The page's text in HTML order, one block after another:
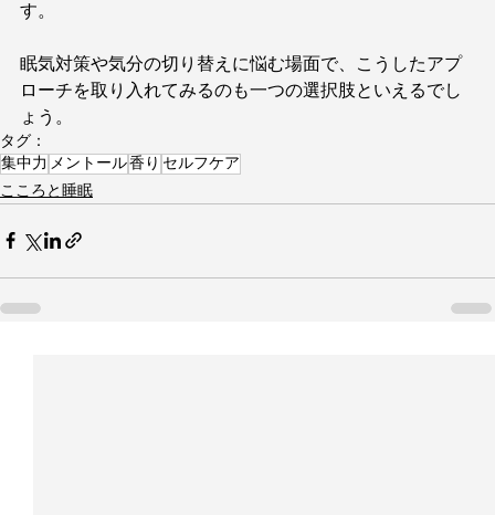
す。
眠気対策や気分の切り替えに悩む場面で、こうしたアプ
ローチを取り入れてみるのも一つの選択肢といえるでし
ょう。
タグ：
集中力 メントール香り セルフケア
こころと睡眠